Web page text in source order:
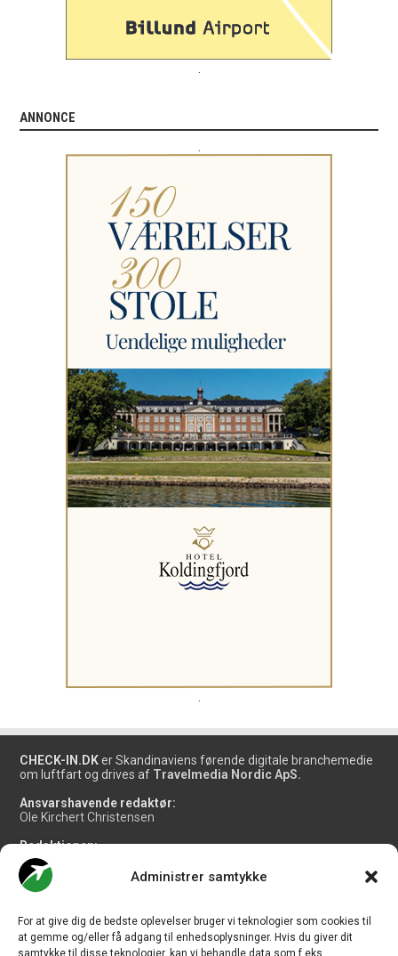
Administrer samtykke
For at give dig de bedste oplevelser bruger vi teknologier som cookies til
at gemme og/eller få adgang til enhedsoplysninger. Hvis du giver dit
samtykke til disse teknologier, kan vi behandle data som f.eks.
ANNONCE
CHECK-IN.DK er Skandinaviens førende digitale branchemedie
om luftfart og drives af Travelmedia Nordic ApS.
Ansvarshavende redaktør:
Ole Kirchert Christensen
Redaktionen:
Christian Granhøj Skouboe
Henrik Baumgarten
Danny Longhi Andreasen
Salg og jobannoncer:
salg@travelmedianordic.com